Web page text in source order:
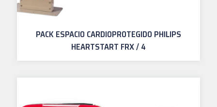
PACK ESPACIO CARDIOPROTEGIDO PHILIPS
HEARTSTART FRX / 4